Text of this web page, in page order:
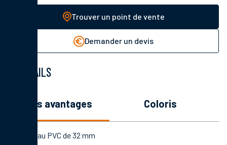
Trouver un point de vente
Demander un devis
DÉTAILS
les avantages coloris
Panneau PVC de 32 mm